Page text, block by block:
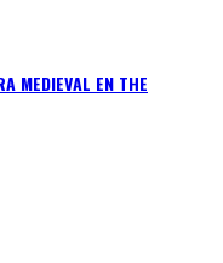
MEDIEVAL EN THE